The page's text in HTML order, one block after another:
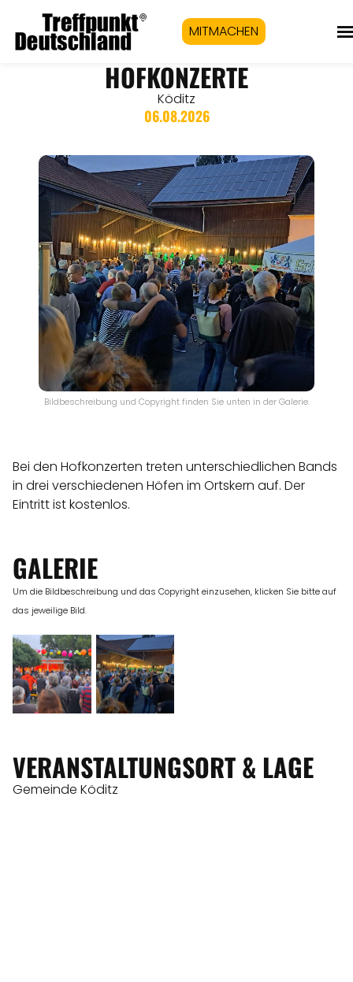
MITMACHEN
HOFKONZERTE
Köditz
06.08.2026
Bildbeschreibung und Copyright finden Sie unten in der Galerie.
Bei den Hofkonzerten treten unterschiedlichen Bands
in drei verschiedenen Höfen im Ortskern auf. Der
Eintritt ist kostenlos.
GALERIE
Um die Bildbeschreibung und das Copyright einzusehen, klicken Sie bitte auf
das jeweilige Bild.
VERANSTALTUNGSORT & LAGE
Gemeinde Köditz